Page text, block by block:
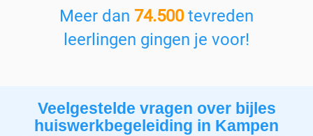
Meer dan 74.500tevreden
leerlingen gingen je voor!
Veelgestelde vragen over bijles
huiswerkbegeleiding in Kampen